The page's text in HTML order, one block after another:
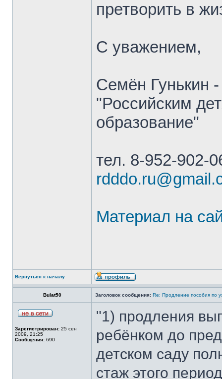
претворить в
С уважением,
Семён Гунькин
"Российским
образование"
тел. 8-952-902-
Материал на
Вернуться к началу
Bulat50 Заголовок сообщения: Re: Продление пособия по
Зарегистрирован: 25 сен
2009, 21:25
Сообщения: 690
"1) продления
ребёнком до
детском саду
стаж этого